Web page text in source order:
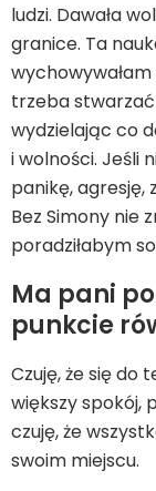
ludzi. Dawała
granice. Ta
trzeba
wydzielając co
i wolności. Jeśli
panikę, agresję,
Bez Simony nie
poradziłabym
Ma pani
punkcie
Czuję, że się do
większy spokój,
czuję, że
swoim miejscu.